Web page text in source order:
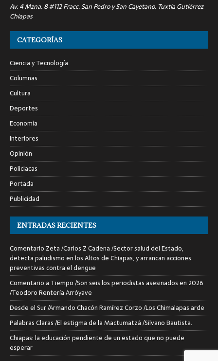
Av. 4 Mzna. 8 #112 Fracc. San Pedro y San Cayetano, Tuxtla Gutiérrez
Chiapas
CATEGORÍAS
Ciencia y Tecnología
Columnas
Cultura
Deportes
Economía
Interiores
Opinión
Policiacas
Portada
Publicidad
ENTRADAS RECIENTES
Comentario Zeta /Carlos Z Cadena /Sector salud del Estado,
detecta paludismo en los Altos de Chiapas, y arrancan acciones
preventivas contra el dengue
Comentario a Tiempo /Son seis los periodistas asesinados en 2026
/Teodoro Rentería Arróyave
Desde el Sur /Armando Chacón Ramírez Corzo /Los Chimalapas arde
Palabras Claras /El estigma de la Mactumatzá /Silvano Bautista.
Chiapas: la educación pendiente de un estado que no puede
esperar